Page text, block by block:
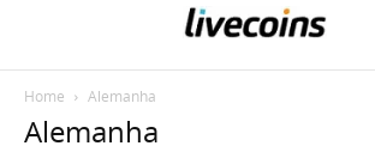
Home Alemanha
Alemanha